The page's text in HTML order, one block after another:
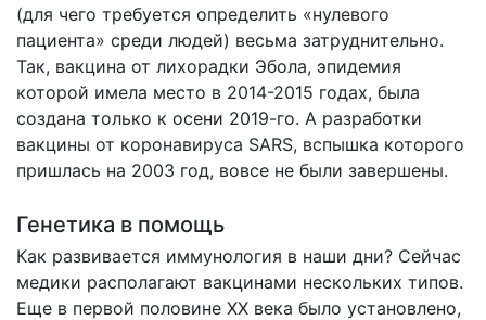
(для чего требуется определить «нулевого
пациента» среди людей) весьма затруднительно.
Так, вакцина от лихорадки Эбола, эпидемия
которой имела место в 2014-2015 годах, была
создана только к осени 2019-го. А разработки
вакцины от коронавируса SARS, вспышка которого
пришлась на 2003 год, вовсе не были завершены.
Генетика в помощь
Как развивается иммунология в наши дни? Сейчас
медики располагают вакцинами нескольких типов.
Еще в первой половине XX века было установлено,